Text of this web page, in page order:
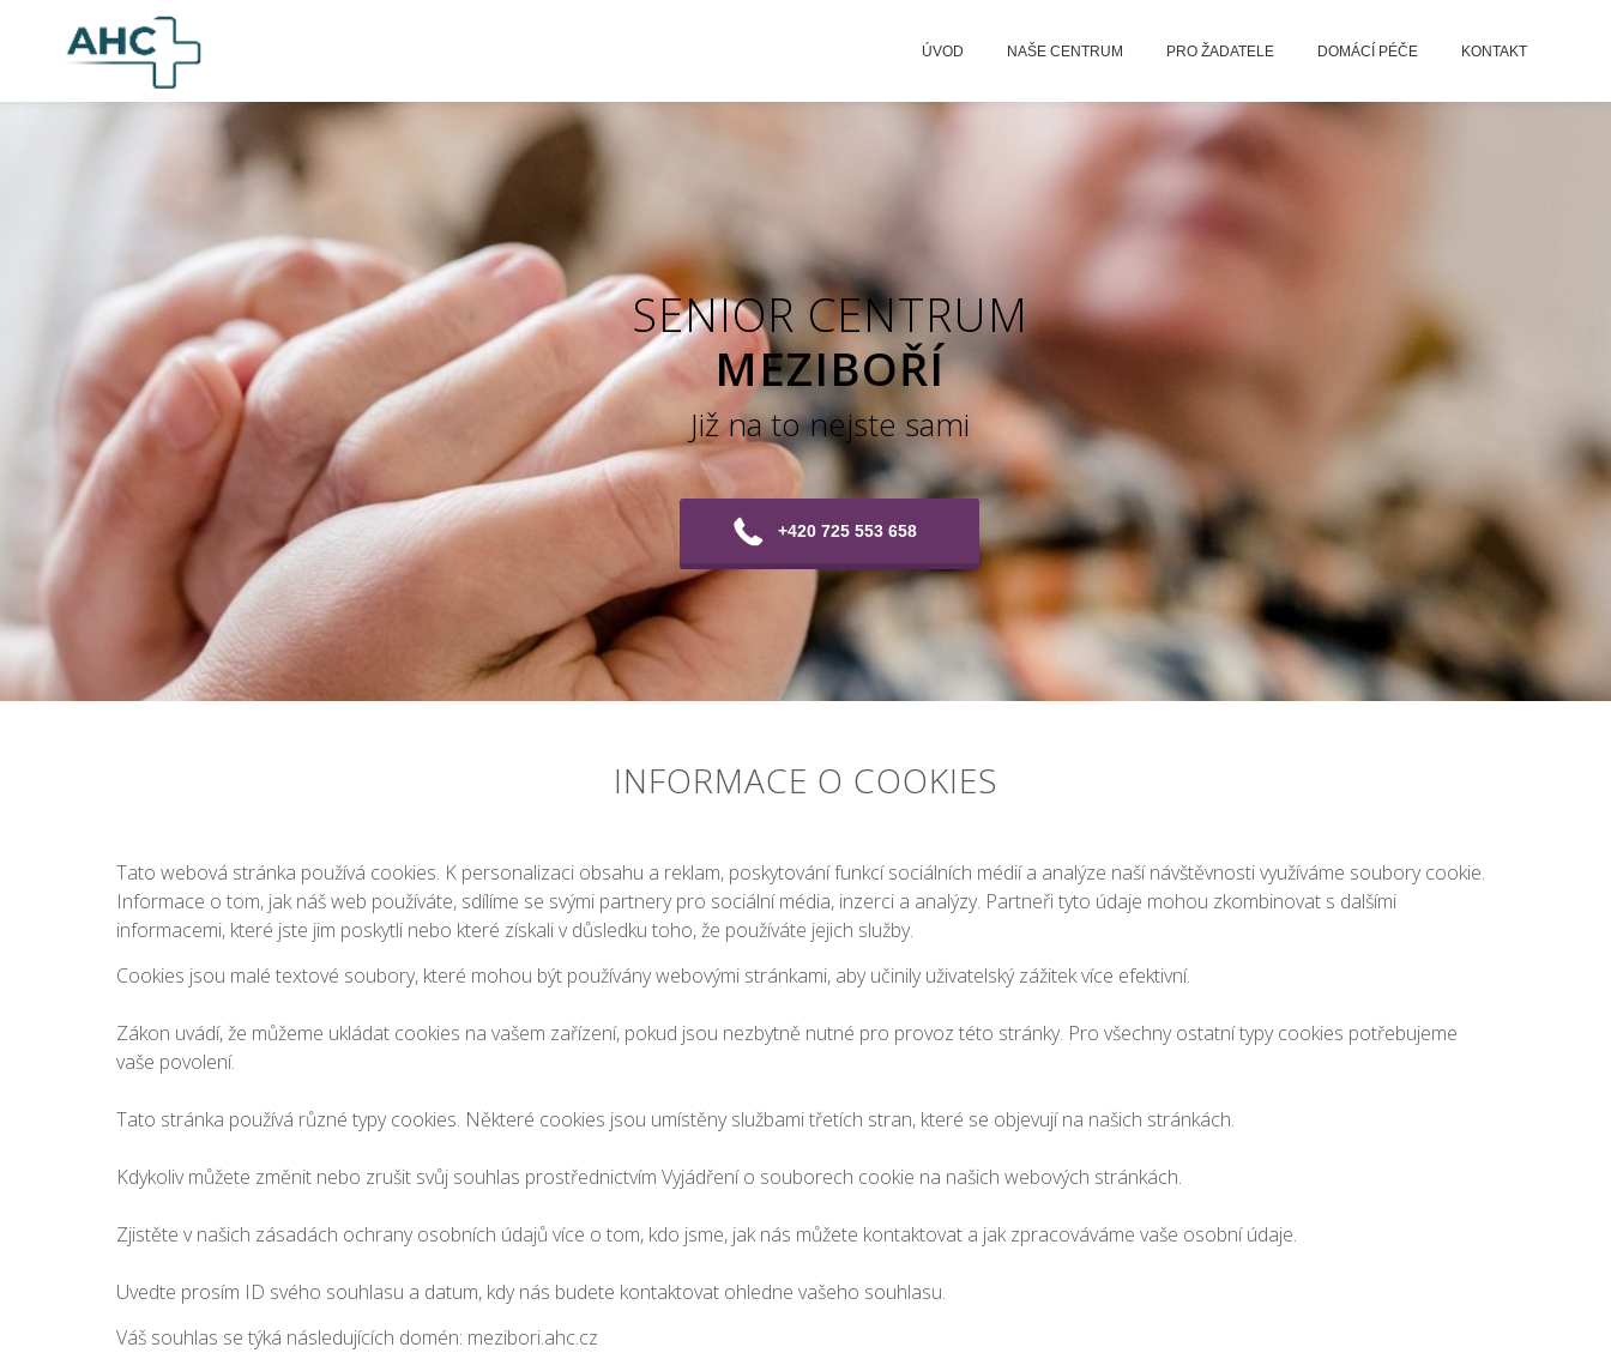
ÚVOD NAŠE CENTRUM PRO ŽADATELE DOMÁCÍ PÉČE KONTAKT
INFORMACE O COOKIES
Tato webová stránka používá cookies. K personalizaci obsahu a reklam, poskytování funkcí sociálních médií a analýze naší návštěvnosti využíváme soubory cookie.
Informace o tom, jak náš web používáte, sdílíme se svými partnery pro sociální média, inzerci a analýzy. Partneři tyto údaje mohou zkombinovat s dalšími
informacemi, které jste jim poskytli nebo které získali v důsledku toho, že používáte jejich služby.
Cookies jsou malé textové soubory, které mohou být používány webovými stránkami, aby učinily uživatelský zážitek více efektivní.
Zákon uvádí, že můžeme ukládat cookies na vašem zařízení, pokud jsou nezbytně nutné pro provoz této stránky. Pro všechny ostatní typy cookies potřebujeme
vaše povolení.
Tato stránka používá různé typy cookies. Některé cookies jsou umístěny službami třetích stran, které se objevují na našich stránkách.
Kdykoliv můžete změnit nebo zrušit svůj souhlas prostřednictvím Vyjádření o souborech cookie na našich webových stránkách.
Zjistěte v našich zásadách ochrany osobních údajů více o tom, kdo jsme, jak nás můžete kontaktovat a jak zpracováváme vaše osobní údaje.
Uvedte prosím ID svého souhlasu a datum, kdy nás budete kontaktovat ohledne vašeho souhlasu.
Váš souhlas se týká následujících domén: mezibori.ahc.cz
SENIOR CENTRUM
MEZIBOŘÍ
Již na to nejste sami
+420 725 553 658